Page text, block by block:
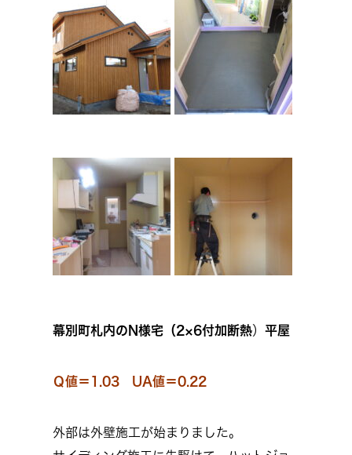
幕別町札内のN様宅（2×6付加断熱） 平屋
Ｑ値＝1.03 UA値＝0.22
外部は外壁施工が始まりました。